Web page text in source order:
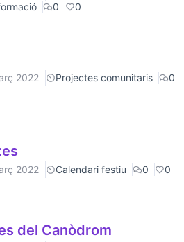
0 0
2022 Projectes comunitaris
0
2022 Calendari festiu 0 0
del Canòdrom